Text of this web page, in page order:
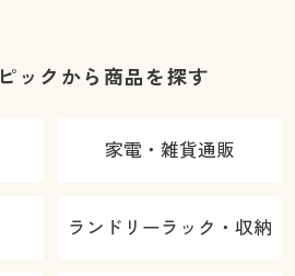
ックから商品を探す
家電・雑貨通販
ランドリーラック・収納